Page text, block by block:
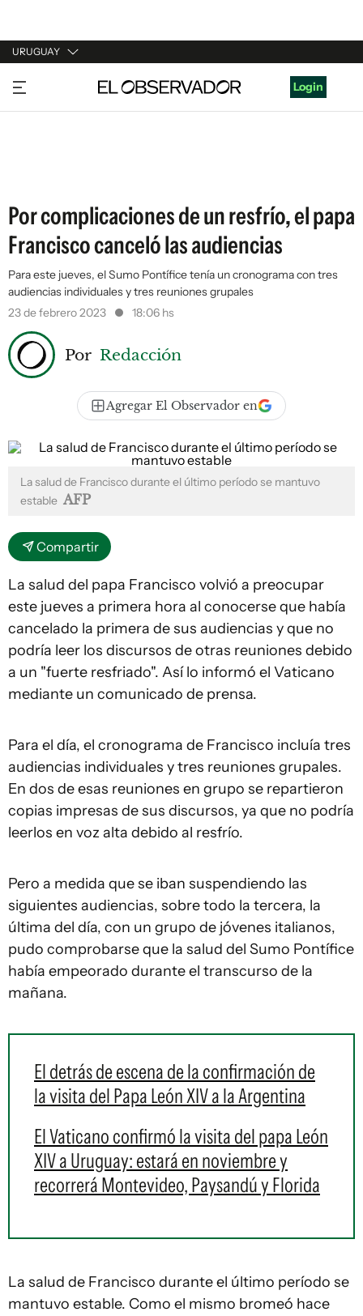
URUGUAY
URUGUAY
ARGENTINA
Login
Por complicaciones de un resfrío, el papa
Francisco canceló las audiencias
Para este jueves, el Sumo Pontífice tenía un cronograma con tres
audiencias individuales y tres reuniones grupales
23 de febrero 2023
18:06 hs
Por Redacción
Agregar El Observador en
La salud de Francisco durante el último período se mantuvo
estable AFP
Compartir
La salud del papa Francisco volvió a preocupar
este jueves a primera hora al conocerse que había
cancelado la primera de sus audiencias y que no
podría leer los discursos de otras reuniones debido
a un "fuerte resfriado". Así lo informó el Vaticano
mediante un comunicado de prensa.
Para el día, el cronograma de Francisco incluía tres
audiencias individuales y tres reuniones grupales.
En dos de esas reuniones en grupo se repartieron
copias impresas de sus discursos, ya que no podría
leerlos en voz alta debido al resfrío.
Pero a medida que se iban suspendiendo las
siguientes audiencias, sobre todo la tercera, la
última del día, con un grupo de jóvenes italianos,
pudo comprobarse que la salud del Sumo Pontífice
había empeorado durante el transcurso de la
mañana.
El detrás de escena de la confirmación de
la visita del Papa León XIV a la Argentina
El Vaticano confirmó la visita del papa León
XIV a Uruguay: estará en noviembre y
recorrerá Montevideo, Paysandú y Florida
La salud de Francisco durante el último período se
mantuvo estable. Como el mismo bromeó hace